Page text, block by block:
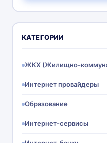
КАТЕГОРИИ
ЖКХ (Жилищно-
Интернет провайдеры
Образование
Интернет-сервисы